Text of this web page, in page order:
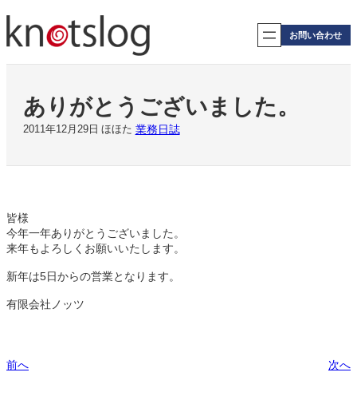
内
容
を
お問い合わせ
ありがとうございました。
2011年12月29日 ほほた 業務日誌
皆様
今年一年ありがとうございました。
来年もよろしくお願いいたします。
新年は5日からの営業となります。
有限会社ノッツ
前へ 次へ